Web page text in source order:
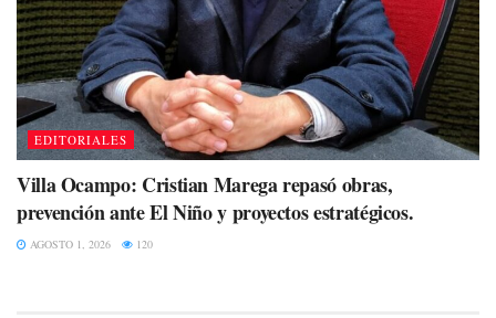
EDITORIALES
Villa Ocampo: Cristian Marega repasó obras,
prevención ante El Niño y proyectos estratégicos.
AGOSTO 1, 2026 120